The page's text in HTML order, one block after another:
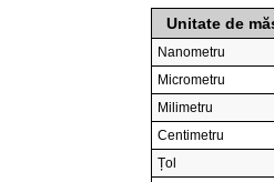
Unitate de
Nanometru
Micrometru
Milimetru
Centimetru
Țol